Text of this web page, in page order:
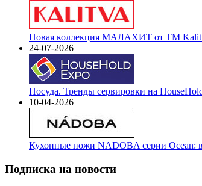
Новая коллекция МАЛАХИТ от ТМ
24-07-2026
Посуда. Тренды сервировки на
10-04-2026
Кухонные ножи NADOBA серии Ocean:
Подписка на новости